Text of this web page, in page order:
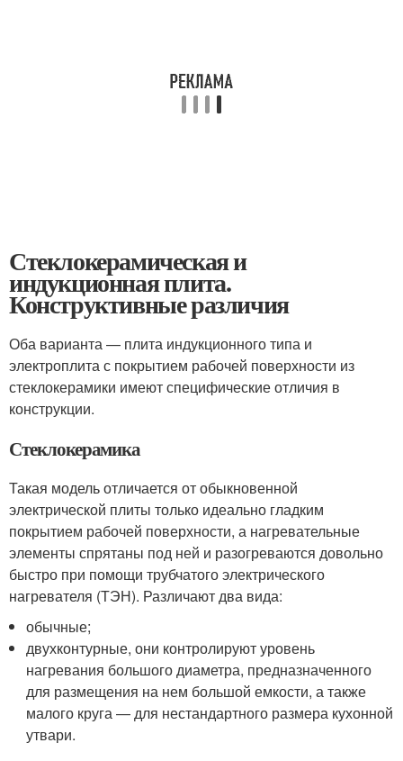
Стеклокерамическая и
индукционная плита.
Конструктивные различия
Оба варианта — плита индукционного типа и
электроплита с покрытием рабочей поверхности из
стеклокерамики имеют специфические отличия в
конструкции.
Стеклокерамика
Такая модель отличается от обыкновенной
электрической плиты только идеально гладким
покрытием рабочей поверхности, а нагревательные
элементы спрятаны под ней и разогреваются довольно
быстро при помощи трубчатого электрического
нагревателя (ТЭН). Различают два вида:
обычные;
двухконтурные, они контролируют уровень
нагревания большого диаметра, предназначенного
для размещения на нем большой емкости, а также
малого круга — для нестандартного размера кухонной
утвари.